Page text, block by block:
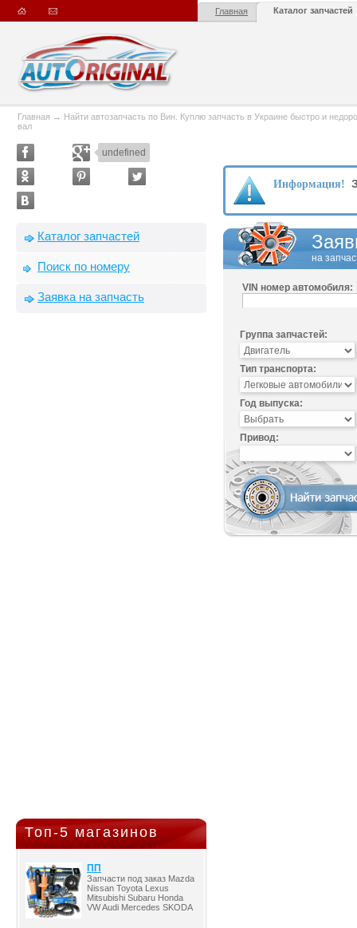
Главная Каталог запчастей
Главная → Найти автозапчасть по Вин. Куплю запчасть в Украине быстро и
вал
undefined
Каталог запчастей
Поиск по номеру
Заявка на запчасть
Топ-5 магазинов
ПП
Запчасти под заказ Mazda
Nissan Toyota Lexus
Mitsubishi Subaru Honda
VW Audi Mercedes SKODA
Информация!
на
VIN номер автомобиля:
Группа запчастей:
Тип транспорта:
Год выпуска:
Привод: